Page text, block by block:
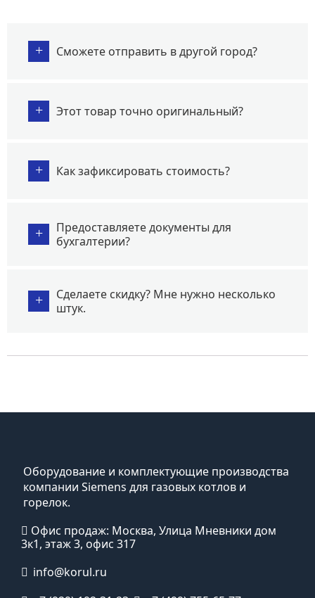
+ Сможете отправить в другой город?
+ Этот товар точно оригинальный?
+ Как зафиксировать стоимость?
+
Предоставляете документы для
бухгалтерии?
+
Сделаете скидку? Мне нужно несколько
штук.
Оборудование и комплектующие производства
компании Siemens для газовых котлов и
горелок.
Офис продаж: Москва, Улица Мневники дом
3к1, этаж 3, офис 317
info@korul.ru